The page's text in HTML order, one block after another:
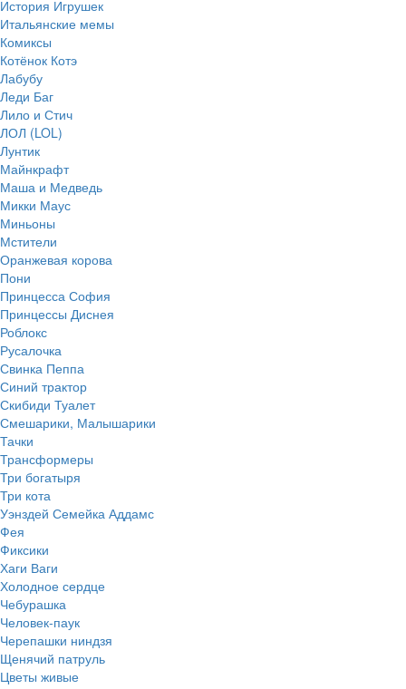
История Игрушек
Итальянские мемы
Комиксы
Котёнок Котэ
Лабубу
Леди Баг
Лило и Стич
ЛОЛ (LOL)
Лунтик
Майнкрафт
Маша и Медведь
Микки Маус
Миньоны
Мстители
Оранжевая корова
Пони
Принцесса София
Принцессы Диснея
Роблокс
Русалочка
Свинка Пеппа
Синий трактор
Скибиди Туалет
Смешарики, Малышарики
Тачки
Трансформеры
Три богатыря
Три кота
Уэнздей Семейка Аддамс
Фея
Фиксики
Хаги Ваги
Холодное сердце
Чебурашка
Человек-паук
Черепашки ниндзя
Щенячий патруль
Цветы живые